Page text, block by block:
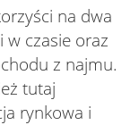
na dwa
czasie oraz
z najmu.
tutaj
rynkowa i